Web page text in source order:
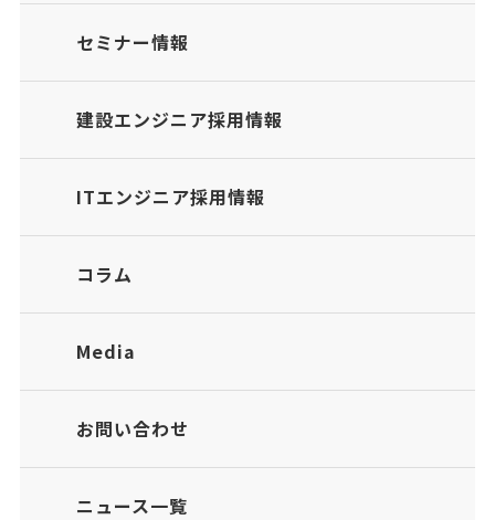
セミナー情報
建設エンジニア採用情報
ITエンジニア採用情報
コラム
Media
お問い合わせ
ニュース一覧